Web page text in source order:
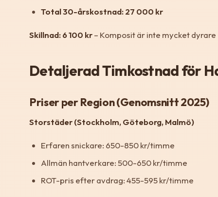
Total 30-årskostnad: 27 000 kr
Skillnad: 6 100 kr– Komposit är inte mycket
Detaljerad Timkostnad för
Priser per Region (Genomsnitt 2025)
Storstäder (Stockholm, Göteborg, Malmö)
Erfaren snickare: 650-850 kr/timme
Allmän hantverkare: 500-650 kr/timme
ROT-pris efter avdrag: 455-595 kr/timme